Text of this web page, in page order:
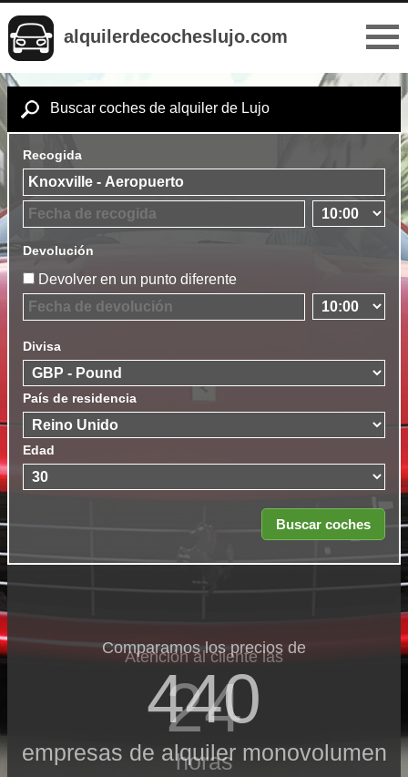
alquilerdecocheslujo.com
Buscar coches de alquiler de Lujo
Recogida
Devolución
Devolver en un punto diferente
Divisa
País de residencia
Edad
Comparamos los precios de
440
empresas de alquiler monovolumen
Atención al cliente las
24
horas